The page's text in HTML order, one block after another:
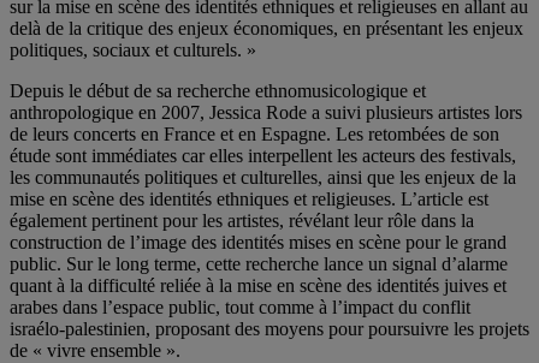
sur la mise en scène des identités ethniques et religieuses en allant au
delà de la critique des enjeux économiques, en présentant les enjeux
politiques, sociaux et culturels. »
Depuis le début de sa recherche ethnomusicologique et
anthropologique en 2007, Jessica Rode a suivi plusieurs artistes lors
de leurs concerts en France et en Espagne. Les retombées de son
étude sont immédiates car elles interpellent les acteurs des festivals,
les communautés politiques et culturelles, ainsi que les enjeux de la
mise en scène des identités ethniques et religieuses. L’article est
également pertinent pour les artistes, révélant leur rôle dans la
construction de l’image des identités mises en scène pour le grand
public. Sur le long terme, cette recherche lance un signal d’alarme
quant à la difficulté reliée à la mise en scène des identités juives et
arabes dans l’espace public, tout comme à l’impact du conflit
israélo-palestinien, proposant des moyens pour poursuivre les projets
de « vivre ensemble ».